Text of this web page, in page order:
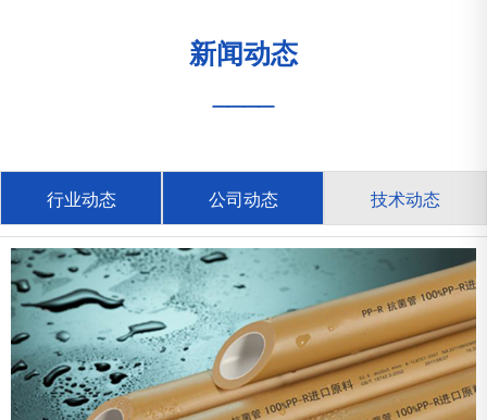
新闻动态
行业动态 公司动态 技术动态